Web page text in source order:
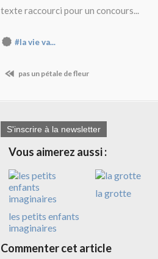
texte raccourci pour un concours...
#la vie va...
pas un pétale de fleur
S'inscrire à la newsletter
Vous aimerez aussi :
les petits enfants
imaginaires
la grotte
Commenter cet article